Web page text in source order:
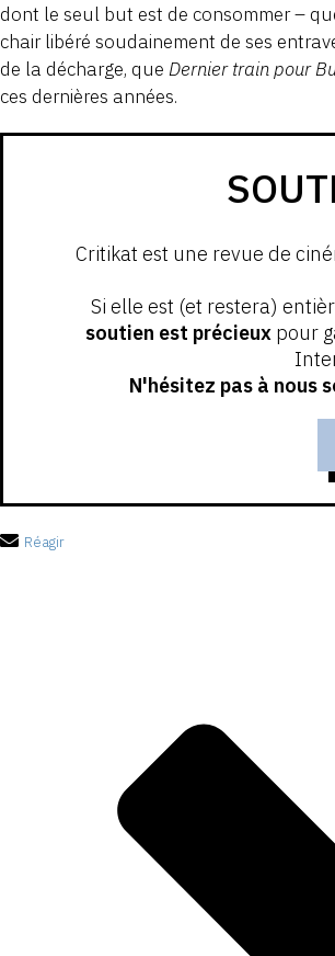
dont le seul but est de consommer –
chair libéré soudainement de ses
de la décharge, queDernier train pour
ces dernières années.
Critikat est une revue de
Si elle est (et restera)
soutien est précieux pour
N'hésitez pas à nous
Réagir